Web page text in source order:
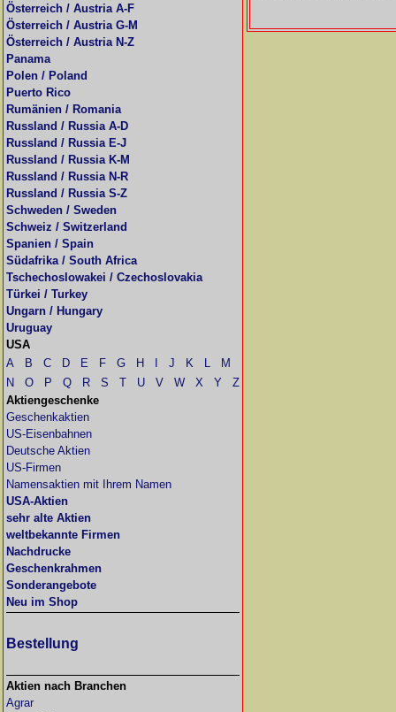
Österreich / Austria A-F
Österreich / Austria G-M
Österreich / Austria N-Z
Panama
Polen / Poland
Puerto Rico
Rumänien / Romania
Russland / Russia A-D
Russland / Russia E-J
Russland / Russia K-M
Russland / Russia N-R
Russland / Russia S-Z
Schweden / Sweden
Schweiz / Switzerland
Spanien / Spain
Südafrika / South Africa
Tschechoslowakei / Czechoslovakia
Türkei / Turkey
Ungarn / Hungary
Uruguay
USA
A
B C D E F G H J K L
M
N
O P Q R S T U V W X Y
Z
Aktiengeschenke
Geschenkaktien
US-Eisenbahnen
Deutsche Aktien
US-Firmen
Namensaktien mit Ihrem Namen
USA-Aktien
sehr alte Aktien
weltbekannte Firmen
Nachdrucke
Geschenkrahmen
Sonderangebote
Neu im Shop
Bestellung
Aktien nach Branchen
Agrar